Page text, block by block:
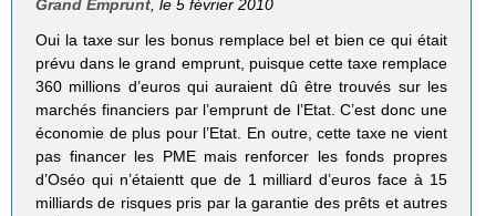
Grand Emprunt, le 5 février 2010
Oui la taxe sur les bonus remplace bel et bien ce qui était
prévu dans le grand emprunt, puisque cette taxe remplace
360 millions d’euros qui auraient dû être trouvés sur les
marchés financiers par l’emprunt de l’Etat. C’est donc une
économie de plus pour l’Etat. En outre, cette taxe ne vient
pas financer les PME mais renforcer les fonds propres
d’Oséo qui n’étaientt que de 1 milliard d’euros face à 15
milliards de risques pris par la garantie des prêts et autres